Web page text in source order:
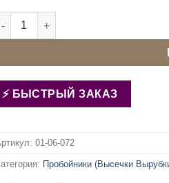
Количество товара Пробойник
БЫСТРЫЙ ЗАКАЗ
01-06-072
Пробойники (Высечки